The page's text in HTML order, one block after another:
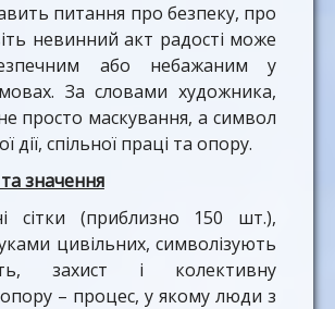
питання про безпеку, про
невинний акт радості може
або небажаним у
За словами художника,
просто маскування, а символ
дії, спільної праці та опору.
значення
сітки (приблизно 150 шт.),
цивільних, символізують
захист і колективну
– процес, у якому люди з